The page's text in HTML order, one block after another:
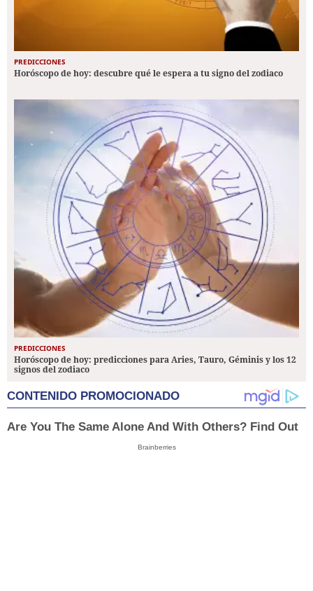
PREDICCIONES
Horóscopo de hoy: descubre qué le espera a tu signo del zodiaco
PREDICCIONES
Horóscopo de hoy: predicciones para Aries, Tauro, Géminis y los 12
signos del zodiaco
CONTENIDO PROMOCIONADO
Are You The Same Alone And With Others? Find Out
Brainberries